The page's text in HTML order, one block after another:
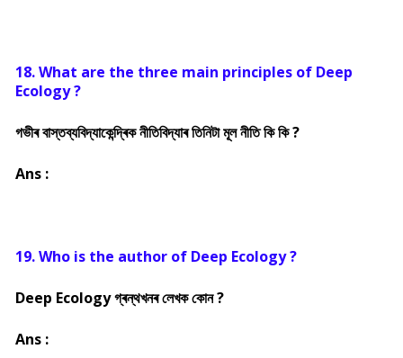
18. What are the three main principles of Deep
Ecology ?
গভীৰ বাস্তব্যবিদ্যাকেন্দ্ৰিক নীতিবিদ্যাৰ তিনিটা মূল নীতি কি কি ?
Ans :
19. Who is the author of Deep Ecology ?
Deep Ecology গ্ৰন্থখনৰ লেখক কোন ?
Ans :